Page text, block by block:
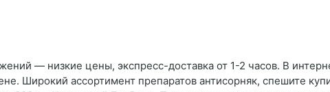
— низкие цены, экспресс-доставка от 1-2 часов. В
Широкий ассортимент препаратов антисорняк, спешите